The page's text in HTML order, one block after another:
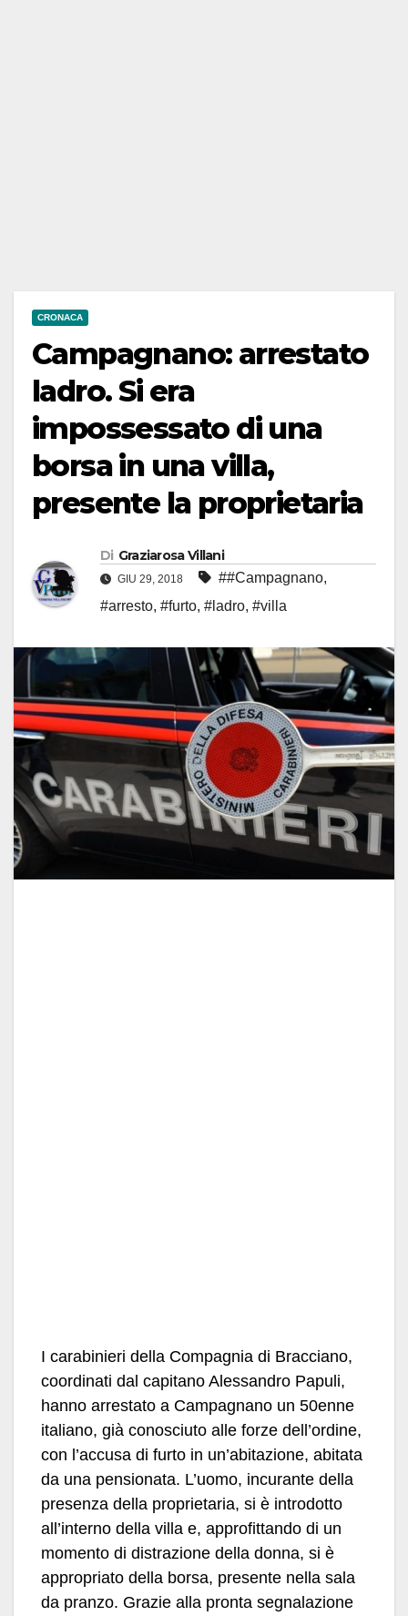
CRONACA
Campagnano: arrestato
ladro. Si era
impossessato di una
borsa in una villa,
presente la proprietaria
Di Graziarosa Villani
GIU 29, 2018 ##Campagnano,
#arresto, #furto, #ladro, #villa
I carabinieri della Compagnia di Bracciano,
coordinati dal capitano Alessandro Papuli,
hanno arrestato a Campagnano un 50enne
italiano, già conosciuto alle forze dell’ordine,
con l’accusa di furto in un’abitazione, abitata
da una pensionata. L’uomo, incurante della
presenza della proprietaria, si è introdotto
all’interno della villa e, approfittando di un
momento di distrazione della donna, si è
appropriato della borsa, presente nella sala
da pranzo. Grazie alla pronta segnalazione